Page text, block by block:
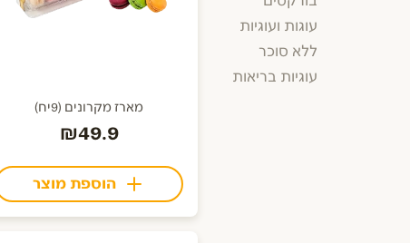
עוגות ועוגיות
ללא סוכר
עוגיות בריאות
מארז מקרונים (9יח)
₪49.9
הוספת מוצר